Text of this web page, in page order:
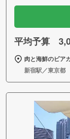
平均予算
肉と海鮮のビア
新宿駅／東京都